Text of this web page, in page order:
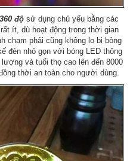
độ sử dụng chủ yếu bằng các
ít, dù hoạt động trong thời gian
chạm phải cũng không lo bị bỏng
đèn nhỏ gọn với bóng LED thông
và tuổi thọ cao lên đến 8000
thời an toàn cho người dùng.